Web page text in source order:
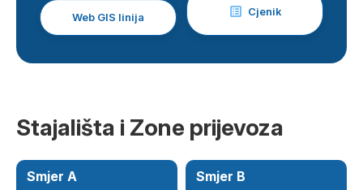
Web GIS linija Cjenik
Stajališta i Zone prijevoza
Smjer A
Smjer B